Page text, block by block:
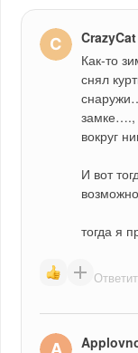
CrazyCat
Как-то
снял
вокруг
И вот
тогда я